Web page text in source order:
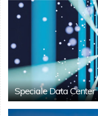
Speciale Data Center